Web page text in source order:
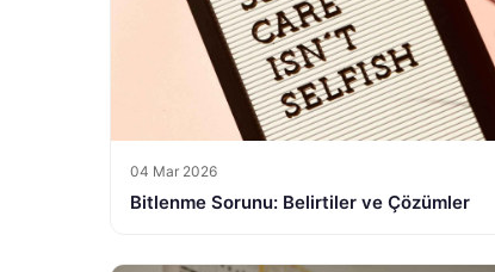
04 Mar 2026
Bitlenme Sorunu: Belirtiler ve Çözümler